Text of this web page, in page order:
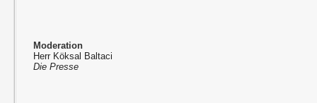
Moderation
Herr Köksal Baltaci
Die Presse